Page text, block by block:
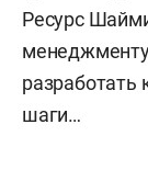
Ресурс
разработать
шаги…